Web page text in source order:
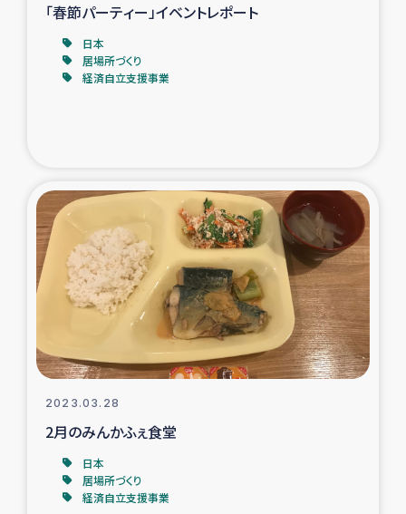
ガザ人道支援
令和6年能登半島地震 緊急支援
タイ国境ミャンマー移民子ども支援
漁民によるマングローブ植林活動
レバノンでのシリア難民への食糧・越冬支援
レバノンにおける緊急支援
レバノンでのシリア難民への教育支援事業
レバノンでのシリア難民・レバノン人への農業支援
海外ルーツの市民との共生
「春節パーティー」イベントレポート
日本
居場所づくり
経済自立支援事業
2023.03.28
2月のみんかふぇ食堂
日本
居場所づくり
経済自立支援事業